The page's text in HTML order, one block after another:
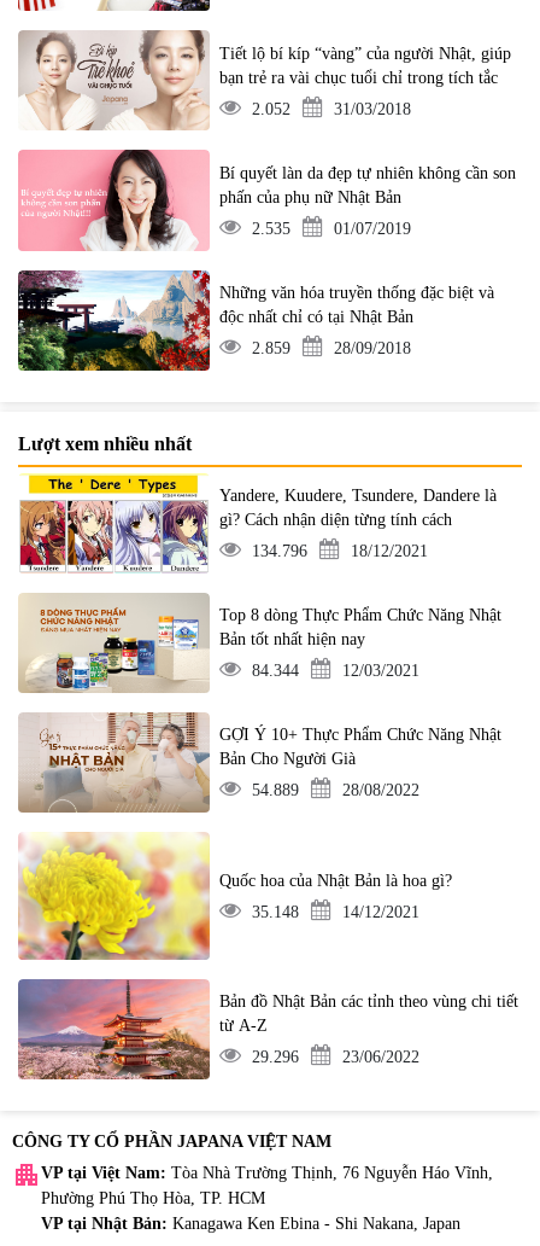
Tiết lộ bí kíp “vàng” của người Nhật, giúp
bạn trẻ ra vài chục tuổi chỉ trong tích tắc
2.052
31/03/2018
Bí quyết làn da đẹp tự nhiên không cần son
phấn của phụ nữ Nhật Bản
2.535
01/07/2019
Những văn hóa truyền thống đặc biệt và
độc nhất chỉ có tại Nhật Bản
2.859
28/09/2018
Lượt xem nhiều nhất
Yandere, Kuudere, Tsundere, Dandere là
gì? Cách nhận diện từng tính cách
134.796
18/12/2021
Top 8 dòng Thực Phẩm Chức Năng Nhật
Bản tốt nhất hiện nay
84.344
12/03/2021
GỢI Ý 10+ Thực Phẩm Chức Năng Nhật
Bản Cho Người Già
54.889
28/08/2022
Quốc hoa của Nhật Bản là hoa gì?
35.148
14/12/2021
Bản đồ Nhật Bản các tỉnh theo vùng chi tiết
từ A-Z
29.296
23/06/2022
CÔNG TY CỔ PHẦN JAPANA VIỆT NAM
apartment VP tại Việt Nam: Tòa Nhà Trường Thịnh, 76 Nguyễn Háo Vĩnh,
Phường Phú Thọ Hòa, TP. HCM
VP tại Nhật Bản: Kanagawa Ken Ebina - Shi Nakana, Japan